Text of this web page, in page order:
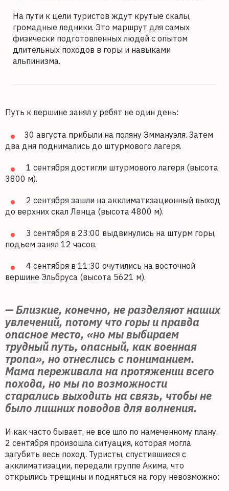
На пути к цели туристов ждут крутые скалы,
громадные ледники. Это маршрут для самых
физически подготовленных людей с опытом
длительных походов в горы и навыками
альпинизма.
Путь к вершине занял у ребят не один день:
30 августа прибыли на поляну Эммануэля. Затем
два дня поднимались до штурмового лагеря.
1 сентября достигли штурмового лагеря (высота
3800 м).
2 сентября зашли на акклиматизационный выход
до верхних скал Ленца (высота 4800 м).
3 сентября в 23:00 выдвинулись на штурм горы,
подъем занял 12 часов.
4 сентября в 11:30 очутились на восточной
вершине Эльбруса (высота 5621 м).
— Близкие, конечно, не разделяют наших
увлечений, потому что горы и правда
опасное место, «но мы выбираем
трудный путь, опасный, как военная
тропа», но отнеслись с пониманием.
Мама переживала на протяжении всего
похода, но мы по возможности
старались выходить на связь, чтобы не
было лишних поводов для волнения.
И как часто бывает, не все шло по намеченному плану.
2 сентября произошла ситуация, которая могла
загубить весь поход. Туристы, спустившиеся с
акклиматизации, передали группе Акима, что
открылись трещины и подняться на гору невозможно: